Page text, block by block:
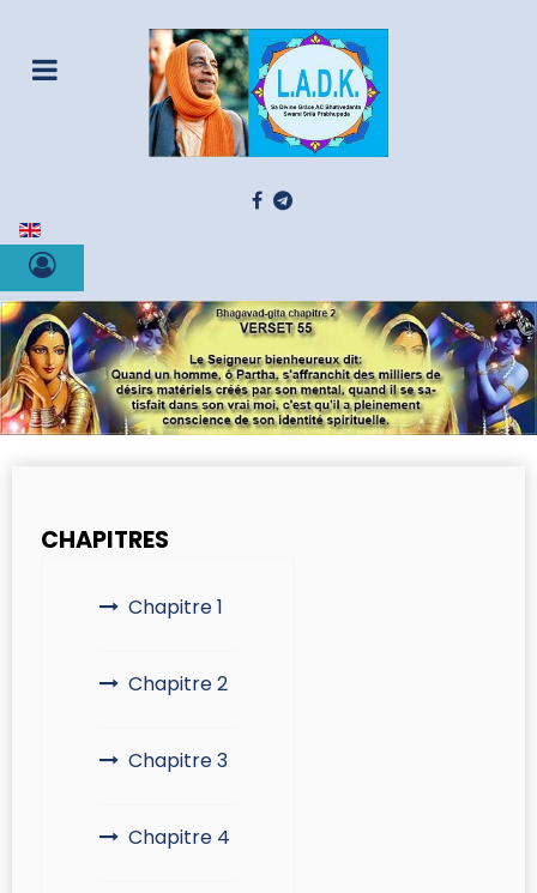
Sélectionnez votre langue
CHAPITRES
Chapitre 1
Chapitre 2
Chapitre 3
Chapitre 4